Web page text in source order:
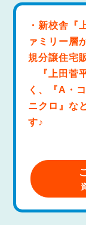
・新校舎『
ァミリー層
規分譲住宅
『上田菅
く、『A・
ニクロ』な
す♪